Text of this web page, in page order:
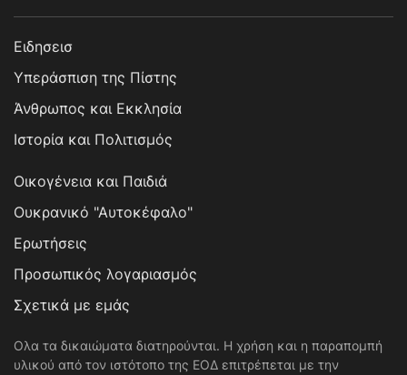
Ειδησεισ
Υπεράσπιση της Πίστης
Άνθρωπος και Εκκλησία
Ιστορία και Πολιτισμός
Οικογένεια και Παιδιά
Ουκρανικό "Αυτοκέφαλο"
Ερωτήσεις
Προσωπικός λογαριασμός
Σχετικά με εμάς
Ολα τα δικαιώματα διατηρούνται. Η χρήση και η παραπομπή
υλικού από τον ιστότοπο της ΕΟΔ επιτρέπεται με την